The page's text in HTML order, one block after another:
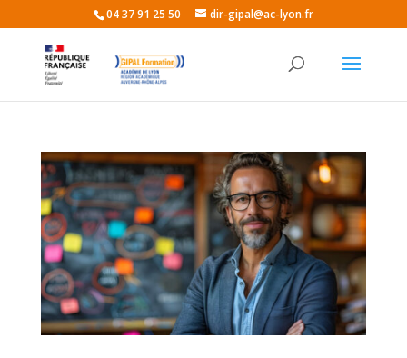
04 37 91 25 50 dir-gipal@ac-lyon.fr